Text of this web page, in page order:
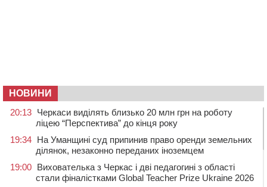
НОВИНИ
20:13 Черкаси виділять близько 20 млн грн на роботу
ліцею “Перспектива” до кінця року
19:34
На Уманщині суд припинив право оренди земельних
ділянок, незаконно переданих іноземцем
19:00
Вихователька з Черкас і дві педагогині з області
стали фіналістками Global Teacher Prize Ukraine 2026